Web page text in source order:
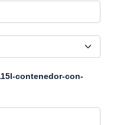
contenedor-con-